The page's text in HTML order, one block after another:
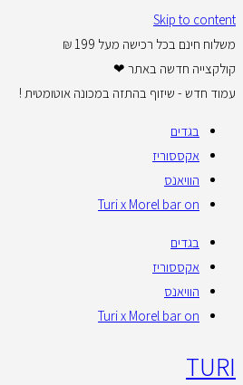
Skip to content
משלוח חינם בכל רכישה מעל 199 ₪
קולקצייה חדשה באתר ❤
עמוד חדש - שיזוף בהתזה במכונה אוטומטית !
בגדים
אקססוריז
הוויאנס
Turi x Morel bar on
בגדים
אקססוריז
הוויאנס
Turi x Morel bar on
TURI